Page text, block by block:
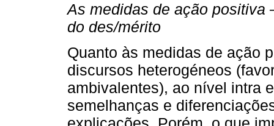
As medidas de ação positiva
do des/mérito
Quanto às medidas de ação
discursos heterogéneos
ambivalentes), ao nível intra
semelhanças e